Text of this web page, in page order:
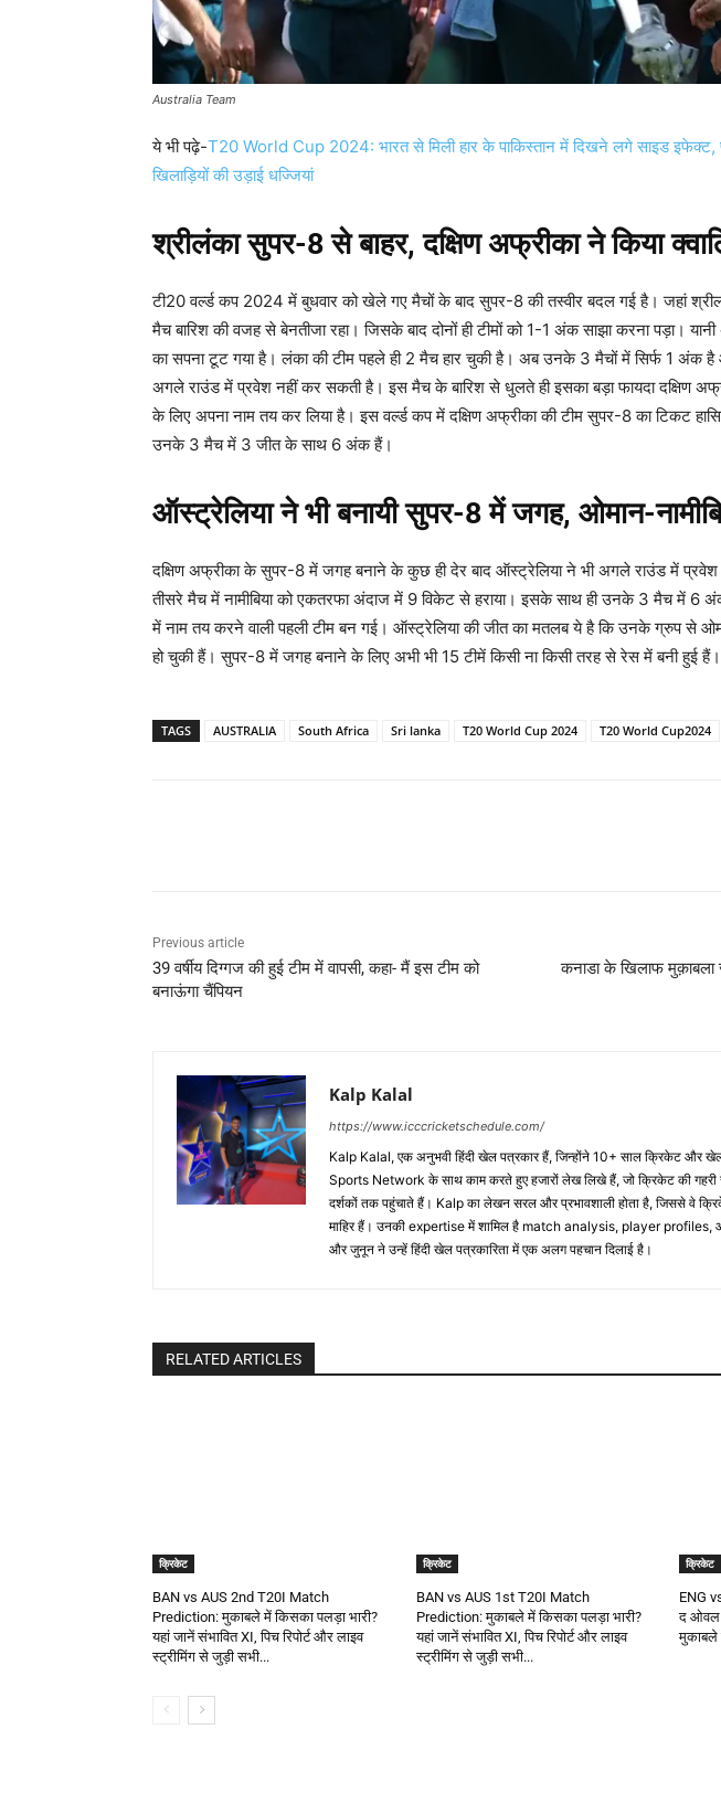
Australia Team
ये भी पढ़े-T20 World Cup 2024: भारत से मिली हार के पाकिस्तान में दिखने लगे साइड इफेक्ट,
खिलाड़ियों की उड़ाई धज्जियां
श्रीलंका सुपर-8 से बाहर, दक्षिण अफ्रीका ने किया
टी20 वर्ल्ड कप 2024 में बुधवार को खेले गए मैचों के बाद सुपर-8 की तस्वीर बदल गई है। जहां
मैच बारिश की वजह से बेनतीजा रहा। जिसके बाद दोनों ही टीमों को 1-1 अंक साझा करना पड़ा।
का सपना टूट गया है। लंका की टीम पहले ही 2 मैच हार चुकी है। अब उनके 3 मैचों में सिर्फ 1 अंक
अगले राउंड में प्रवेश नहीं कर सकती है। इस मैच के बारिश से धुलते ही इसका बड़ा फायदा दक्षिण
के लिए अपना नाम तय कर लिया है। इस वर्ल्ड कप में दक्षिण अफ्रीका की टीम सुपर-8 का टिकट
उनके 3 मैच में 3 जीत के साथ 6 अंक हैं।
ऑस्ट्रेलिया ने भी बनायी सुपर-8 में जगह, ओमान-
दक्षिण अफ्रीका के सुपर-8 में जगह बनाने के कुछ ही देर बाद ऑस्ट्रेलिया ने भी अगले राउंड में
तीसरे मैच में नामीबिया को एकतरफा अंदाज में 9 विकेट से हराया। इसके साथ ही उनके 3 मैच में 6
में नाम तय करने वाली पहली टीम बन गई। ऑस्ट्रेलिया की जीत का मतलब ये है कि उनके ग्रुप से
हो चुकी हैं। सुपर-8 में जगह बनाने के लिए अभी भी 15 टीमें किसी ना किसी तरह से रेस में बनी हुई हैं।
TAGS AUSTRALIA South Africa Sri lanka T20 World Cup 2024 T20 World Cup2024
Previous article
39 वर्षीय दिग्गज की हुई टीम में वापसी, कहा- मैं इस टीम को
बनाऊंगा चैंपियन
कनाडा के खिलाफ मुक़ाबला
Kalp Kalal
https://www.icccricketschedule.com/
Kalp Kalal, एक अनुभवी हिंदी खेल पत्रकार हैं, जिन्होंने 10+ साल क्रिकेट और
Sports Network के साथ काम करते हुए हजारों लेख लिखे हैं, जो क्रिकेट की गहरी
दर्शकों तक पहुंचाते हैं। Kalp का लेखन सरल और प्रभावशाली होता है, जिससे वे
माहिर हैं। उनकी expertise में शामिल है match analysis, player
और जुनून ने उन्हें हिंदी खेल पत्रकारिता में एक अलग पहचान दिलाई है।
RELATED ARTICLES
क्रिकेट
BAN vs AUS 2nd T20I Match
Prediction: मुकाबले में किसका पलड़ा भारी?
यहां जानें संभावित XI, पिच रिपोर्ट और लाइव
स्ट्रीमिंग से जुड़ी सभी...
क्रिकेट
BAN vs AUS 1st T20I Match
Prediction: मुकाबले में किसका पलड़ा भारी?
यहां जानें संभावित XI, पिच रिपोर्ट और लाइव
स्ट्रीमिंग से जुड़ी सभी...
क्रिकेट
ENG
द ओवल
मुकाबले